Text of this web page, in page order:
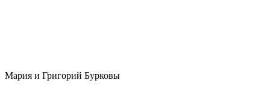
Мария и Григорий Бурковы